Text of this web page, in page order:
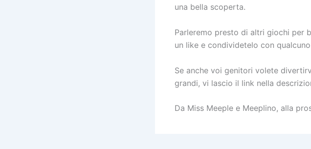
una bella scoperta.
Parleremo presto di altri giochi per
un like e condividetelo con
Se anche voi genitori volete
grandi, vi lascio il link nella
Da Miss Meeple e Meeplino, alla